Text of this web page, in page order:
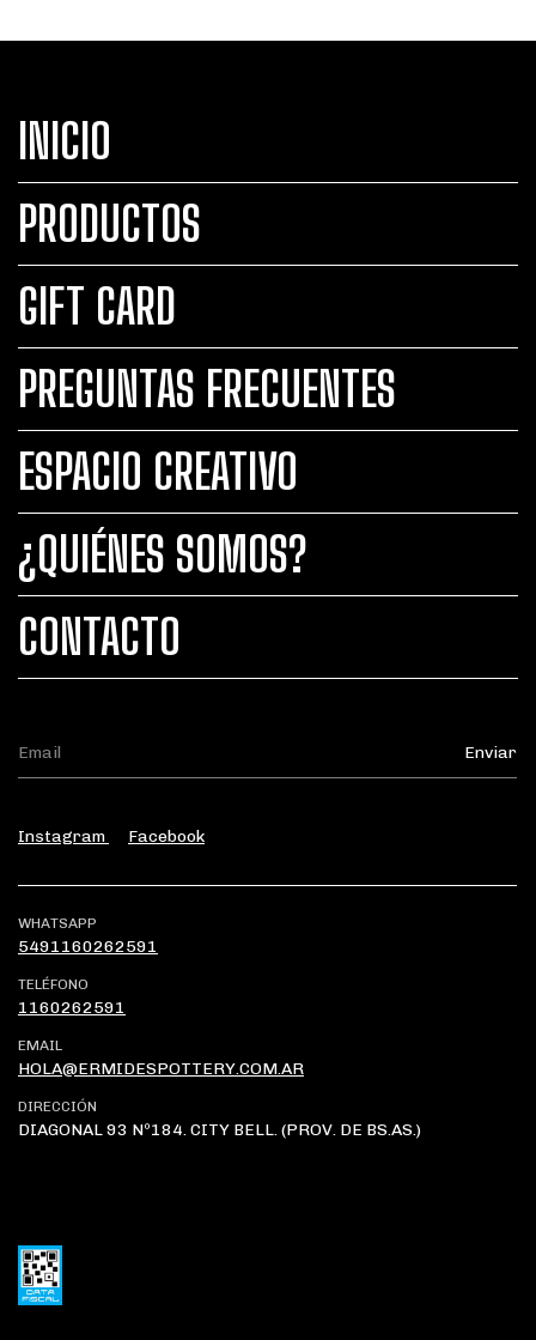
INICIO
PRODUCTOS
GIFT CARD
PREGUNTAS FRECUENTES
ESPACIO CREATIVO
¿QUIÉNES SOMOS?
CONTACTO
Instagram Facebook
WHATSAPP
5491160262591
TELÉFONO
1160262591
EMAIL
HOLA@ERMIDESPOTTERY.COM.AR
DIRECCIÓN
DIAGONAL 93 Nº184. CITY BELL. (PROV. DE BS.AS.)